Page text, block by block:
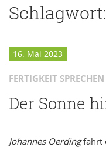
Schlagwort:
16. Mai 2023
FERTIGKEIT SPRECHEN
Der Sonne
Johannes Oerdingfährt